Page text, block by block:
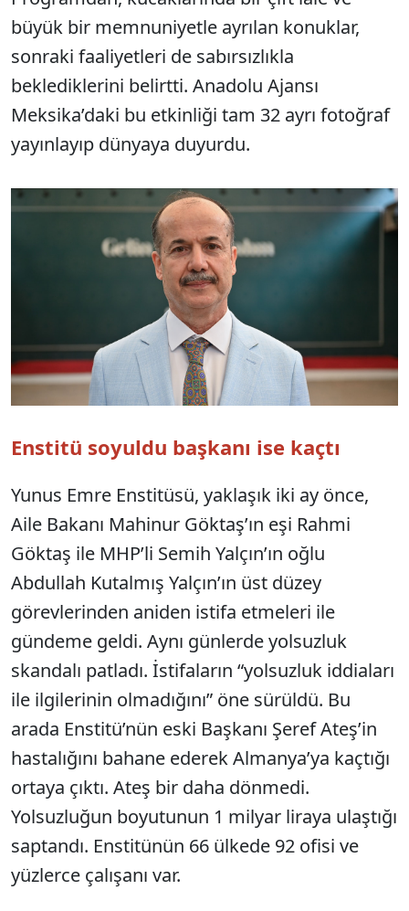
büyük bir memnuniyetle ayrılan konuklar,
sonraki faaliyetleri de sabırsızlıkla
beklediklerini belirtti. Anadolu Ajansı
Meksika’daki bu etkinliği tam 32 ayrı fotoğraf
yayınlayıp dünyaya duyurdu.
Enstitü soyuldu başkanı ise kaçtı
Yunus Emre Enstitüsü, yaklaşık iki ay önce,
Aile Bakanı Mahinur Göktaş’ın eşi Rahmi
Göktaş ile MHP’li Semih Yalçın’ın oğlu
Abdullah Kutalmış Yalçın’ın üst düzey
görevlerinden aniden istifa etmeleri ile
gündeme geldi. Aynı günlerde yolsuzluk
skandalı patladı. İstifaların “yolsuzluk iddiaları
ile ilgilerinin olmadığını” öne sürüldü. Bu
arada Enstitü’nün eski Başkanı Şeref Ateş’in
hastalığını bahane ederek Almanya’ya kaçtığı
ortaya çıktı. Ateş bir daha dönmedi.
Yolsuzluğun boyutunun 1 milyar liraya ulaştığı
saptandı. Enstitünün 66 ülkede 92 ofisi ve
yüzlerce çalışanı var.